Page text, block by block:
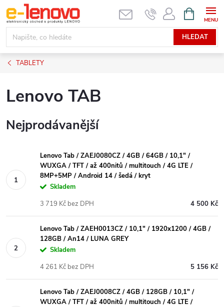
Přejít
na
obsah
HLEDAT
NÁKUPNÍ
KOŠÍK
TABLETY
Lenovo TAB
Nejprodávanější
Lenovo Tab / ZAEJ0080CZ / 4GB / 64GB / 10,1" /
WUXGA / TFT / až 400nitů / multitouch / 4G LTE /
8MP+5MP / Android 14 / šedá / kryt
Skladem
4 500 Kč
3 719 Kč bez DPH
Lenovo Tab / ZAEH0013CZ / 10,1" / 1920x1200 / 4GB /
128GB / An14 / LUNA GREY
Skladem
5 156 Kč
4 261 Kč bez DPH
Lenovo Tab / ZAEJ0008CZ / 4GB / 128GB / 10,1" /
WUXGA / TFT / až 400nitů / multitouch / 4G LTE /